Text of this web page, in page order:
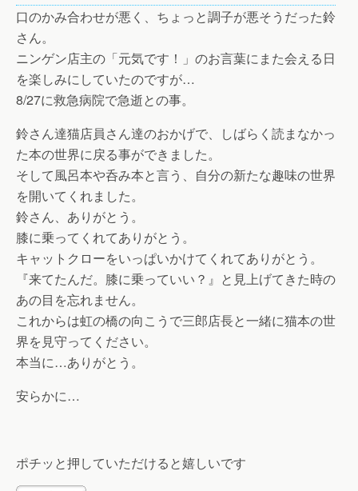
口のかみ合わせが悪く、ちょっと調子が悪そうだった鈴
さん。
ニンゲン店主の「元気です！」のお言葉にまた会える日
を楽しみにしていたのですが…
8/27に救急病院で急逝との事。
鈴さん達猫店員さん達のおかげで、しばらく読まなかっ
た本の世界に戻る事ができました。
そして風呂本や呑み本と言う、自分の新たな趣味の世界
を開いてくれました。
鈴さん、ありがとう。
膝に乗ってくれてありがとう。
キャットクローをいっぱいかけてくれてありがとう。
『来てたんだ。膝に乗っていい？』と見上げてきた時の
あの目を忘れません。
これからは虹の橋の向こうで三郎店長と一緒に猫本の世
界を見守ってください。
本当に…ありがとう。
安らかに…
ポチッと押していただけると嬉しいです